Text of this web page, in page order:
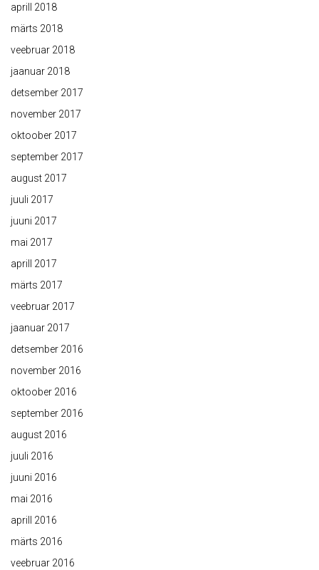
aprill 2018
märts 2018
veebruar 2018
jaanuar 2018
detsember 2017
november 2017
oktoober 2017
september 2017
august 2017
juuli 2017
juuni 2017
mai 2017
aprill 2017
märts 2017
veebruar 2017
jaanuar 2017
detsember 2016
november 2016
oktoober 2016
september 2016
august 2016
juuli 2016
juuni 2016
mai 2016
aprill 2016
märts 2016
veebruar 2016